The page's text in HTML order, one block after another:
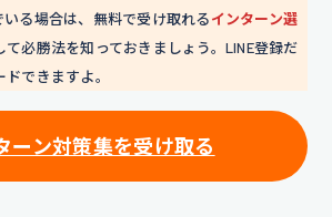
いる場合は、無料で受け取れるインターン選
て必勝法を知っておきましょう。LINE登録だ
できますよ。
ーン対策集を受け取る